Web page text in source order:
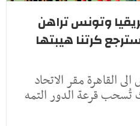
وتونس تراهن
كرتنا هيبتها
القاهرة مقر الاتحاد
تُسحب قرعة الدور التمه